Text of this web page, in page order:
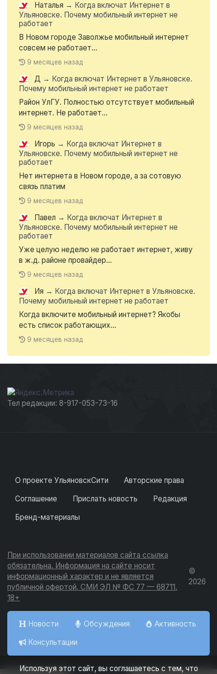
Наталья → Когда включат Интернет в
Ульяновске. Почему мобильный интернет не
работает
В Новом городе Заволжье мобильный интернет
совсем не работает...
9 месяцев назад
Д → Когда включат Интернет в Ульяновске.
Почему мобильный интернет не работает
Район УлГУ. Полностью отсутствует мобильный
интернет. Не работает...
9 месяцев назад
Игорь → Когда включат Интернет в
Ульяновске. Почему мобильный интернет не
работает
Нет интернета в Новом городе, а за сотовую
связь платим
9 месяцев назад
Павел → Когда включат Интернет в
Ульяновске. Почему мобильный интернет не
работает
Уже целую неделю не работает интернет, живу
в ж.д. районе провайдер...
9 месяцев назад
Ия → Когда включат Интернет в Ульяновске.
Почему мобильный интернет не работает
Когда включите мобильный интернет? Якобы
есть список работающих...
9 месяцев назад
Тел редакции: 8-917-053-73-16
О проекте УльяновскСити
Авторские права
Соглашение
Прислать новость
Редакция
Бренд-материалы
При использовании материалов сайта ссылка
обязательна. Информация на сайте носит
информационный характер и не является
публичной офертой. СМИ ЭЛ № ФС 77 — 68711.
18+
©
2026
Новости Обсуждения
Активность
Консультации
Используя этот сайт, вы соглашаетесь с тем, что